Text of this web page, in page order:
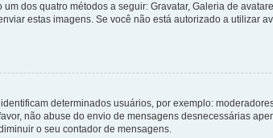
dos quatro métodos a seguir: Gravatar, Galeria de
estas imagens. Se você não está autorizado a utilizar
determinados usuários, por exemplo:
não abuse do envio de mensagens desnecessárias
o seu contador de mensagens.